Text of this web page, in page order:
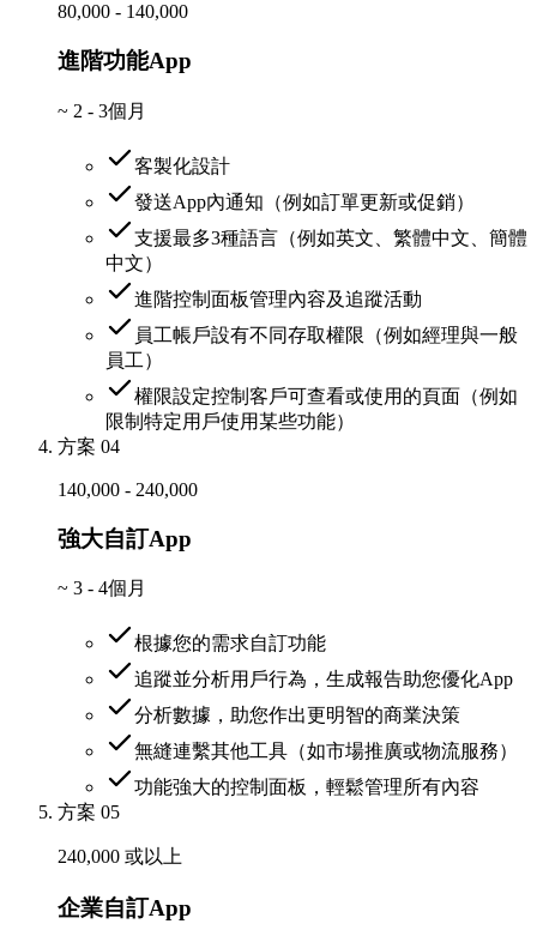
80,000 - 140,000
進階功能App
~ 2 - 3個月
客製化設計
發送App內通知（例如訂單更新或促銷）
支援最多3種語言（例如英文、繁體中文、簡體
中文）
進階控制面板管理內容及追蹤活動
員工帳戶設有不同存取權限（例如經理與一般
員工）
權限設定控制客戶可查看或使用的頁面（例如
限制特定用戶使用某些功能）
方案 04
140,000 - 240,000
強大自訂App
~ 3 - 4個月
根據您的需求自訂功能
追蹤並分析用戶行為，生成報告助您優化App
分析數據，助您作出更明智的商業決策
無縫連繫其他工具（如市場推廣或物流服務）
功能強大的控制面板，輕鬆管理所有內容
方案 05
240,000 或以上
企業自訂App